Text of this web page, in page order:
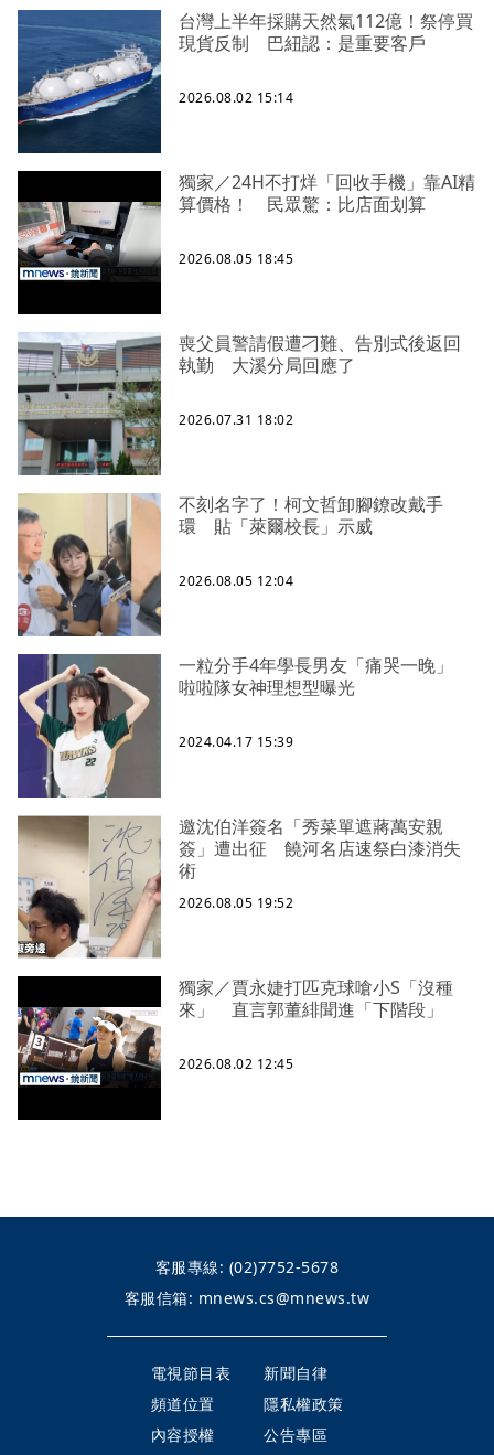
台灣上半年採購天然氣112億！祭停買
現貨反制 巴紐認：是重要客戶
2026.08.02 15:14
獨家／24H不打烊「回收手機」靠AI精
算價格！ 民眾驚：比店面划算
2026.08.05 18:45
喪父員警請假遭刁難、告別式後返回
執勤 大溪分局回應了
2026.07.31 18:02
不刻名字了！柯文哲卸腳鐐改戴手
環 貼「萊爾校長」示威
2026.08.05 12:04
一粒分手4年學長男友「痛哭一晚」
啦啦隊女神理想型曝光
2024.04.17 15:39
邀沈伯洋簽名「秀菜單遮蔣萬安親
簽」遭出征 饒河名店速祭白漆消失
術
2026.08.05 19:52
獨家／賈永婕打匹克球嗆小S「沒種
來」 直言郭董緋聞進「下階段」
2026.08.02 12:45
客服專線: (02)7752-5678
客服信箱: mnews.cs@mnews.tw
電視節目表
新聞自律
頻道位置
隱私權政策
內容授權
公告專區